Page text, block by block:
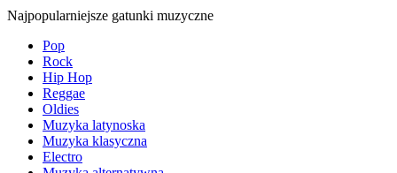
Najpopularniejsze gatunki muzyczne
Pop
Rock
Hip Hop
Reggae
Oldies
Muzyka latynoska
Muzyka klasyczna
Electro